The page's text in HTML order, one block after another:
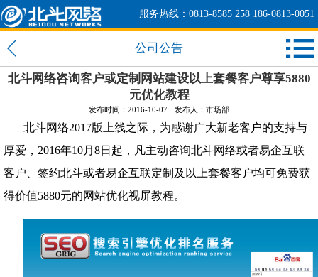
服务热线：0813-8585 258 186-0813-0051
公司公告
北斗网络咨询客户或定制网站建设以上套餐客户尊享5880
元优化教程
发布时间：2016-10-07 发布人：市场部
北斗网络2017版上线之际，为感谢广大新老客户的支持与
厚爱，2016年10月8日起，凡主动咨询北斗网络或者易企互联
客户、签约北斗或者易企互联定制及以上套餐客户均可免费获
得价值5880元的网站优化视屏教程。